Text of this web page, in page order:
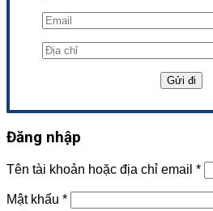
Đăng nhập
Tên tài khoản hoặc địa chỉ email *
Mật khẩu *